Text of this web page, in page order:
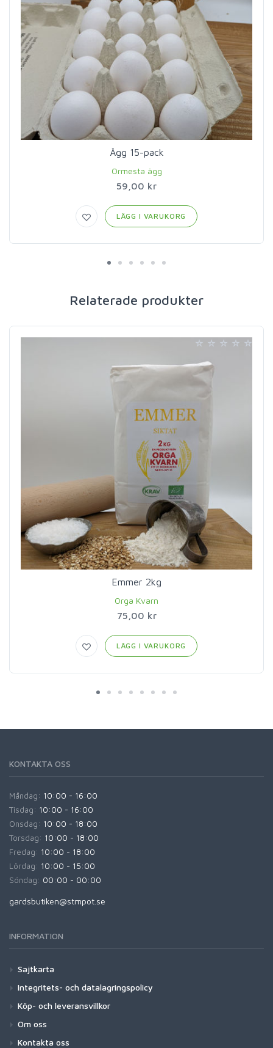
Ägg 15-pack
Ormesta ägg
59,00 kr
LÄGG I VARUKORG
Relaterade produkter
Emmer 2kg
Orga Kvarn
75,00 kr
LÄGG I VARUKORG
KONTAKTA OSS
Måndag: 10:00 - 16:00
Tisdag: 10:00 - 16:00
Onsdag: 10:00 - 18:00
Torsdag: 10:00 - 18:00
Fredag: 10:00 - 18:00
Lördag: 10:00 - 15:00
Söndag: 00:00 - 00:00
gardsbutiken@stmpot.se
INFORMATION
Sajtkarta
Integritets- och datalagringspolicy
Köp- och leveransvillkor
Om oss
Kontakta oss